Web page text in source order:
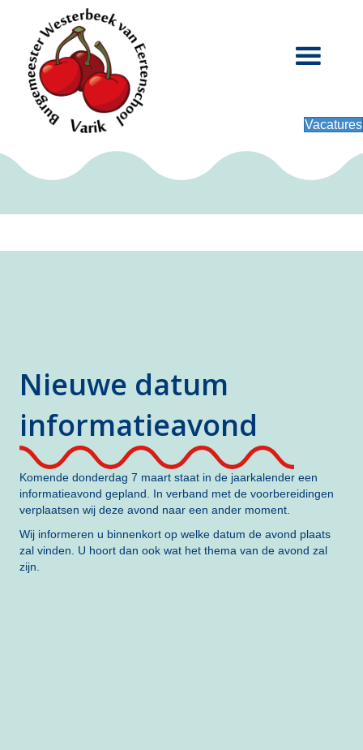
Vacatures
Nieuwe datum
informatieavond
Komende donderdag 7 maart staat in de jaarkalender een
informatieavond gepland. In verband met de voorbereidingen
verplaatsen wij deze avond naar een ander moment.
Wij informeren u binnenkort op welke datum de avond plaats
zal vinden. U hoort dan ook wat het thema van de avond zal
zijn.